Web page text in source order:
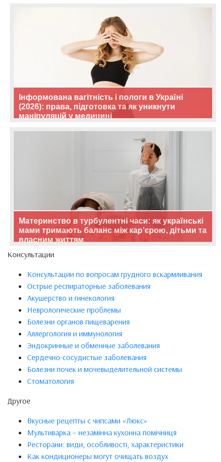
Інформована вагітність і пологи в Україні
(2026): права, підготовка та як уникнути
маніпуляцій у медицині
Материнство в турбулентні часи: як українські
мами тримають баланс між кар’єрою, дітьми та
власним життям
Консультации
Консультации по вопросам грудного вскармливания
Острые респираторные заболевания
Акушерство и гинекология
Неврологические проблемы
Болезни органов пищеварения
Аллергология и иммунология
Эндокринные и обменные заболевания
Сердечно-сосудистые заболевания
Болезни почек и мочевыделительной системы
Стоматология
Другое
Вкусные рецепты с чипсами «Люкс»
Мультиварка – незамінна кухонна помічниця
Ресторани: види, особливості, характеристики
Как кондиционеры могут очищать воздух